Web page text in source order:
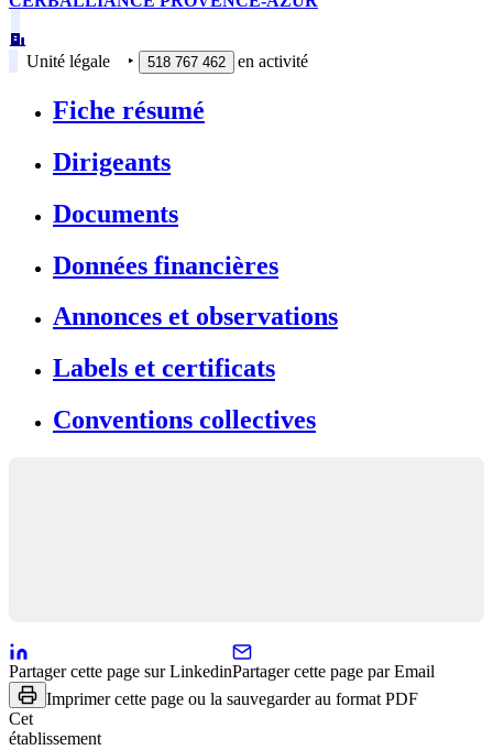
Unité légale ‣ 518 767 462 en activité
Fiche résumé
Dirigeants
Documents
Données financières
Annonces et observations
Labels et certificats
Conventions collectives
Partager cette page sur LinkedinPartager cette page par Email
Imprimer cette page ou la sauvegarder au format PDF
Cet
établissement